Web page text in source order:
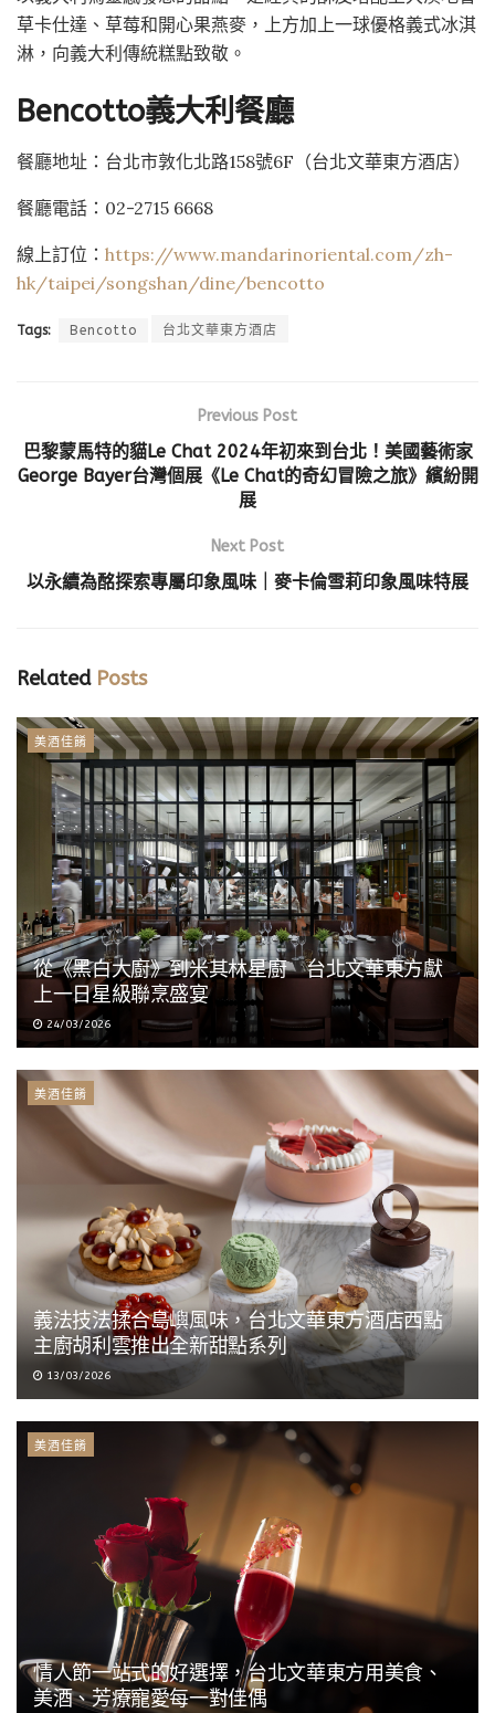
草卡仕達、草莓和開心果燕麥，上方加上一球優格義式冰淇
淋，向義大利傳統糕點致敬。
Bencotto義大利餐廳
餐廳地址：台北市敦化北路158號6F（台北文華東方酒店）
餐廳電話：02-2715 6668
線上訂位： https://www.mandarinoriental.com/zh-
hk/taipei/songshan/dine/bencotto
Tags: Bencotto 台北文華東方酒店
Previous Post
巴黎蒙馬特的貓Le Chat 2024年初來到台北！美國藝術家
George Bayer台灣個展《Le Chat的奇幻冒險之旅》繽紛開
展
Next Post
以永續為酩探索專屬印象風味｜麥卡倫雪莉印象風味特展
RelatedPosts
美酒佳餚
從《黑白大廚》到米其林星廚 台北文華東方獻
上一日星級聯烹盛宴
24/03/2026
美酒佳餚
義法技法揉合島嶼風味，台北文華東方酒店西點
主廚胡利雲推出全新甜點系列
13/03/2026
美酒佳餚
情人節一站式的好選擇，台北文華東方用美食、
美酒、芳療寵愛每一對佳偶